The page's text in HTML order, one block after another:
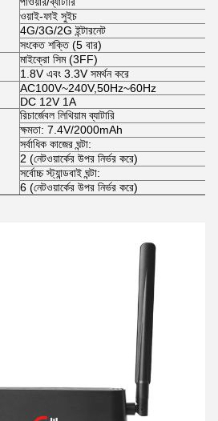
ওয়াই-ফাই সুইচ
4G/3G/2G ইন্টারনেট
সংকেত শক্তি (5 বার)
মাইক্রো সিম (3FF)
1.8V এবং 3.3V সমর্থন করে
AC100V~240V,50Hz~60Hz
DC 12V 1A
রিচার্জেবল লিথিয়াম ব্যাটারি
ক্ষমতা: 7.4V/2000mAh
সর্বাধিক কাজের ঘন্টা:
2 (নেটওয়ার্কের উপর নির্ভর করে)
সর্বোচ্চ স্ট্যান্ডবাই ঘন্টা:
6 (নেটওয়ার্কের উপর নির্ভর করে)